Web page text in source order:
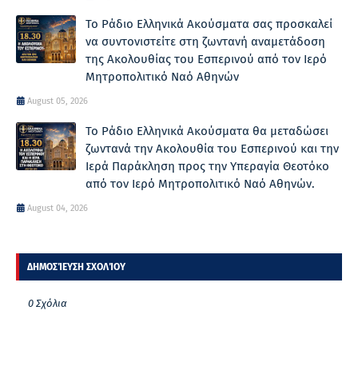
Το Ράδιο Ελληνικά Ακούσματα σας προσκαλεί
να συντονιστείτε στη ζωντανή αναμετάδοση
της Ακολουθίας του Εσπερινού από τον Ιερό
Μητροπολιτικό Ναό Αθηνών
August 05, 2026
Το Ράδιο Ελληνικά Ακούσματα θα μεταδώσει
ζωντανά την Ακολουθία του Εσπερινού και την
Ιερά Παράκληση προς την Υπεραγία Θεοτόκο
από τον Ιερό Μητροπολιτικό Ναό Αθηνών.
August 04, 2026
ΔΗΜΟΣΊΕΥΣΗ ΣΧΟΛΊΟΥ
0 Σχόλια